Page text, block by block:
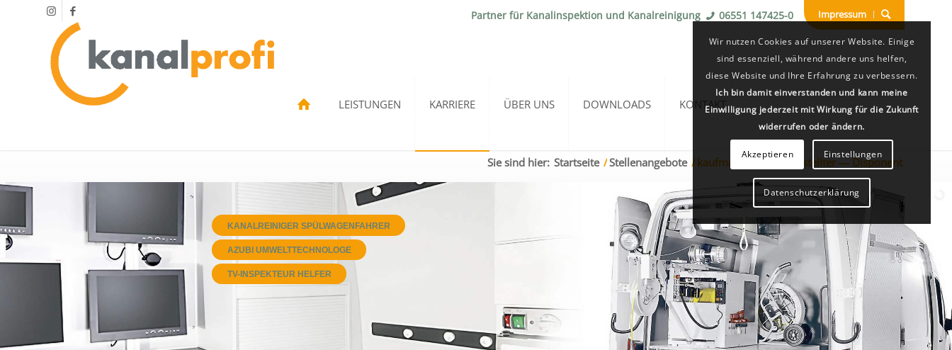
Impressum
Partner für Kanalinspektion und Kanalreinigung 06551 147425-0
LEISTUNGEN KARRIERE ÜBER UNS DOWNLOADS KONTAKT
Sie sind hier: Startseite /Stellenangebote / kaufmännischer Angestellter — Disponent
TV-INSPEKTEUR HELFER
AZUBI UMWELTTECHNOLOGE
KANALREINIGER SPÜLWAGENFAHRER
Wir nutzen Cookies auf unserer Website. Einige
sind essenziell, während andere uns helfen,
diese Website und Ihre Erfahrung zu verbessern.
Ich bin damit einverstanden und kann meine
Einwilligung jederzeit mit Wirkung für die Zukunft
widerrufen oder ändern.
Akzeptieren Einstellungen
Datenschutzerklärung